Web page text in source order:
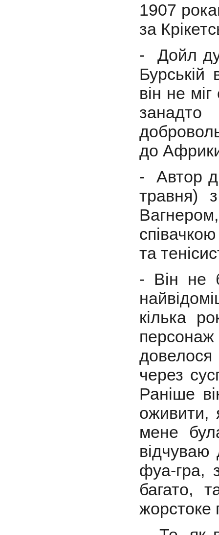
1907
за
- Дойл
Бурській
він не
до
- Автор
травня)
та
- Він не
кілька
через
Раніше
оживити,
мене
фуа-гра,
багато,
жорстоке